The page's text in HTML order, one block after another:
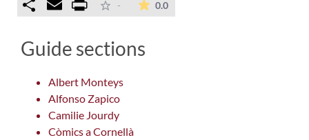
- 0.0The average rating is 0 stars
Guide sections
Albert Monteys
Alfonso Zapico
Camilie Jourdy
Còmics a Cornellà